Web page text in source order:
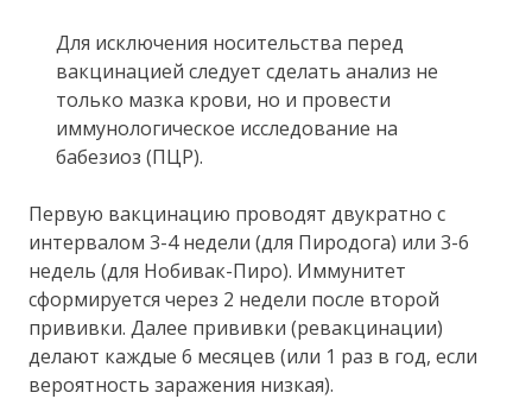
Для исключения носительства перед
вакцинацией следует сделать анализ не
только мазка крови, но и провести
иммунологическое исследование на
бабезиоз (ПЦР).
Первую вакцинацию проводят двукратно с
интервалом 3-4 недели (для Пиродога) или 3-6
недель (для Нобивак-Пиро). Иммунитет
сформируется через 2 недели после второй
прививки. Далее прививки (ревакцинации)
делают каждые 6 месяцев (или 1 раз в год, если
вероятность заражения низкая).